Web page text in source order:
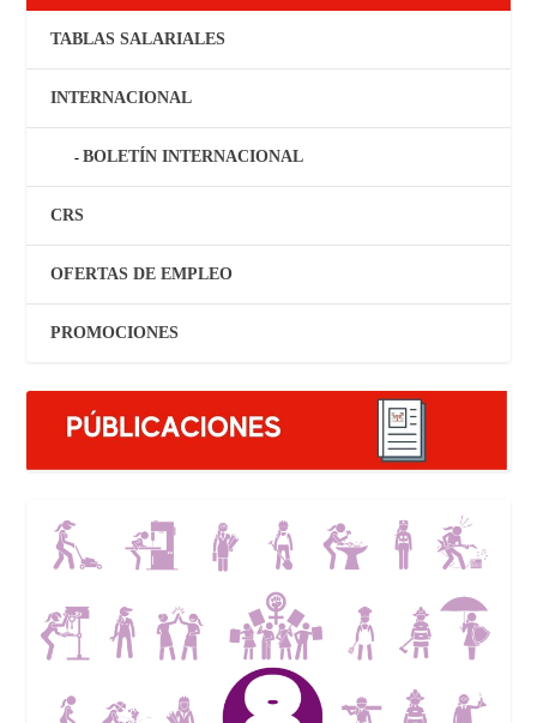
TABLAS SALARIALES
INTERNACIONAL
BOLETÍN INTERNACIONAL
CRS
OFERTAS DE EMPLEO
PROMOCIONES